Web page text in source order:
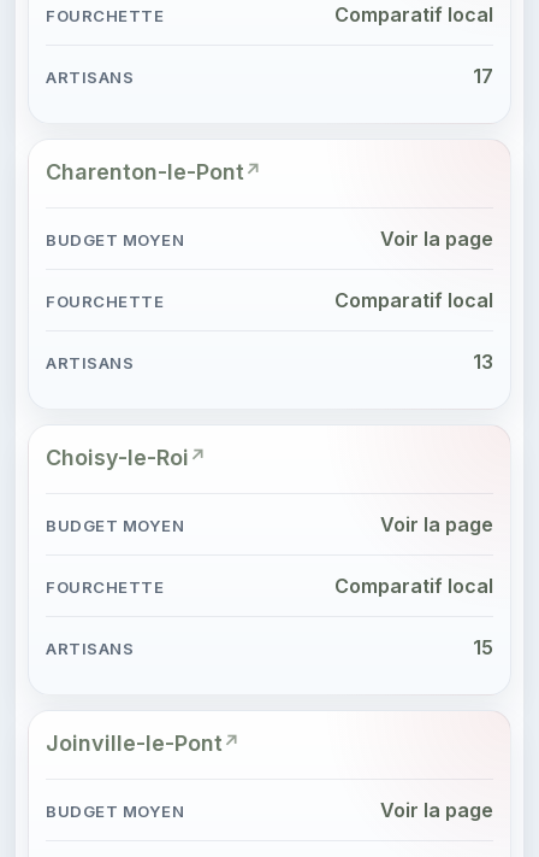
Comparatif local
17
Charenton-le-Pont
Voir la page
Comparatif local
13
Choisy-le-Roi
Voir la page
Comparatif local
15
Joinville-le-Pont
Voir la page